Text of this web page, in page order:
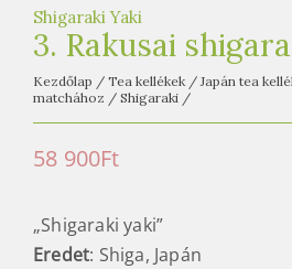
Shigaraki Yaki
3. Rakusai
Kezdőlap / Tea kellékek /Japán tea
matchához / Shigaraki /
58 900Ft
„Shigaraki yaki”
Eredet: Shiga, Japán